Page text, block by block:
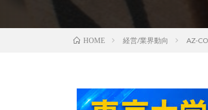
HOME 経営/業界動向 AZ-